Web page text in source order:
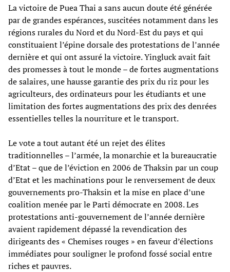
La victoire de Puea Thai a sans aucun doute été générée
par de grandes espérances, suscitées notamment dans les
régions rurales du Nord et du Nord-Est du pays et qui
constituaient l’épine dorsale des protestations de l’année
dernière et qui ont assuré la victoire. Yingluck avait fait
des promesses à tout le monde – de fortes augmentations
de salaires, une hausse garantie des prix du riz pour les
agriculteurs, des ordinateurs pour les étudiants et une
limitation des fortes augmentations des prix des denrées
essentielles telles la nourriture et le transport.
Le vote a tout autant été un rejet des élites
traditionnelles – l’armée, la monarchie et la bureaucratie
d’Etat – que de l’éviction en 2006 de Thaksin par un coup
d’Etat et les machinations pour le renversement de deux
gouvernements pro-Thaksin et la mise en place d’une
coalition menée par le Parti démocrate en 2008. Les
protestations anti-gouvernement de l’année dernière
avaient rapidement dépassé la revendication des
dirigeants des « Chemises rouges » en faveur d’élections
immédiates pour souligner le profond fossé social entre
riches et pauvres.